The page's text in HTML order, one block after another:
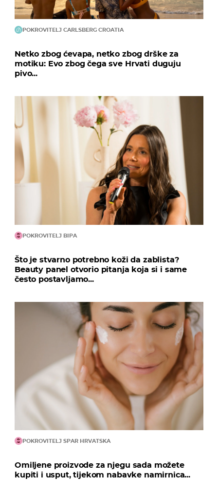
POKROVITELJ CARLSBERG CROATIA
Netko zbog ćevapa, netko zbog drške za
motiku: Evo zbog čega sve Hrvati duguju
pivo...
POKROVITELJ BIPA
Što je stvarno potrebno koži da zablista?
Beauty panel otvorio pitanja koja si i same
često postavljamo...
POKROVITELJ SPAR HRVATSKA
Omiljene proizvode za njegu sada možete
kupiti i usput, tijekom nabavke namirnica...